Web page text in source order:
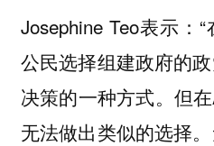
Josephine Teo表示：
公民选择组建政府的
决策的一种方式。但
无法做出类似的选择